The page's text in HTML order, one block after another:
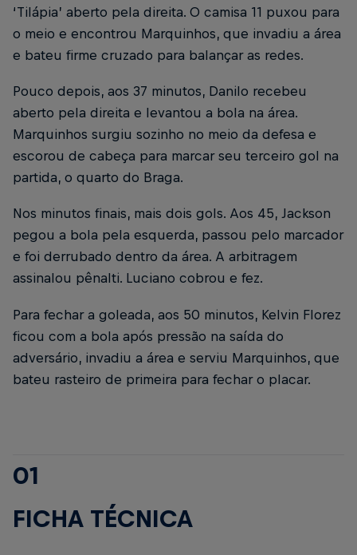
‘Tilápia’ aberto pela direita. O camisa 11 puxou para
o meio e encontrou Marquinhos, que invadiu a área
e bateu firme cruzado para balançar as redes.
Pouco depois, aos 37 minutos, Danilo recebeu
aberto pela direita e levantou a bola na área.
Marquinhos surgiu sozinho no meio da defesa e
escorou de cabeça para marcar seu terceiro gol na
partida, o quarto do Braga.
Nos minutos finais, mais dois gols. Aos 45, Jackson
pegou a bola pela esquerda, passou pelo marcador
e foi derrubado dentro da área. A arbitragem
assinalou pênalti. Luciano cobrou e fez.
Para fechar a goleada, aos 50 minutos, Kelvin Florez
ficou com a bola após pressão na saída do
adversário, invadiu a área e serviu Marquinhos, que
bateu rasteiro de primeira para fechar o placar.
01
FICHA TÉCNICA